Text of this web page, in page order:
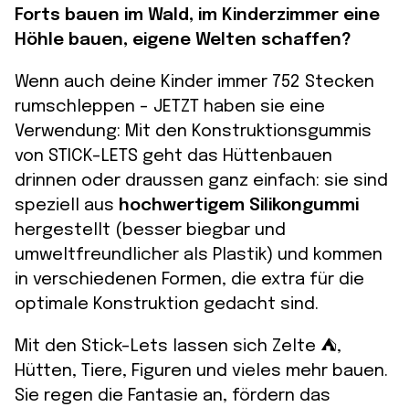
Forts bauen im Wald, im Kinderzimmer eine
Höhle bauen, eigene Welten schaffen?
Wenn auch deine Kinder immer 752 Stecken
rumschleppen – JETZT haben sie eine
Verwendung: Mit den Konstruktionsgummis
von STICK-LETS geht das Hüttenbauen
drinnen oder draussen ganz einfach: sie sind
speziell aus hochwertigem Silikongummi
hergestellt (besser biegbar und
umweltfreundlicher als Plastik) und kommen
in verschiedenen Formen, die extra für die
optimale Konstruktion gedacht sind.
Mit den Stick-Lets lassen sich Zelte ⛺️,
Hütten, Tiere, Figuren und vieles mehr bauen.
Sie regen die Fantasie an, fördern das